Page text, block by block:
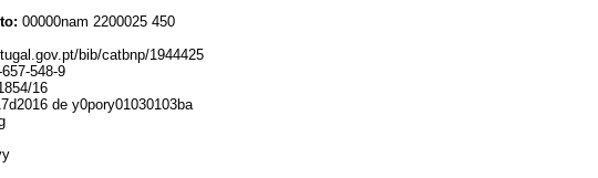
00000nam 2200025 450
bib/catbnp/1944425
548-9
16
de y0pory01030103ba